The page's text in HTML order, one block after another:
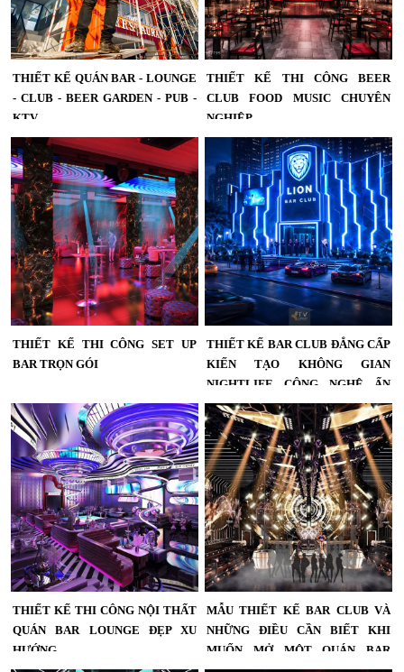
THIẾT KẾ QUÁN BAR - LOUNGE
- CLUB - BEER GARDEN - PUB -
KTV
Thiết kế quán Bar-Lounge -Club -
Beer Garden- Pub- KTV,Thiết kế cần
kết hợp hài hòa giữa các yếu tố trang
trí, ánh sáng,âm thanh không gian để
tạo nên một không gian độc đáo....
THIẾT KẾ THI CÔNG BEER
CLUB FOOD MUSIC CHUYÊN
NGHIỆP
Không gian Beer Club Food Music
được thiết kế tối ưu từ mặt tiền đến
nội thất, kết hợp quầy bar trung tâm,
khu vực ăn uống và sân khấu biểu
diễn, tạo điểm đến giải trí đẳng cấp
và khác biệt....
THIẾT KẾ THI CÔNG SET UP
BAR TRỌN GÓI
phong cách hiện đại với bố cục mở,
nội thất cao cấp và hệ thống âm
thanh – ánh sáng chuyên nghiệp.
Đây là lựa chọn lý tưởng cho các chủ
đầu tư muốn xây dựng mô hình Bar
khác biệt và thu hút khách hàng lâu
dài....
THIẾT KẾ BAR CLUB ĐẲNG CẤP
KIẾN TẠO KHÔNG GIAN
NIGHTLIFE CÔNG NGHỆ ẤN
TƯỢNG
Không gian Bar Club được thiết kế
theo phong cách công nghệ tương
lai với bố cục mở, khu vực VIP sang
trọng và hệ thống ánh sáng đồng bộ.
Mỗi chi tiết đều được tối ưu để tạo
hiệu ứng thị giác mạnh, nâng cao trải
nghiệm khách hàng và gia tăng giá
trị kinh doanh....
THIẾT KẾ THI CÔNG NỘI THẤT
QUÁN BAR LOUNGE ĐẸP XU
HƯỚNG
MẪU THIẾT KẾ BAR CLUB VÀ
NHỮNG ĐIỀU CẦN BIẾT KHI
MUỐN MỞ MỘT QUÁN BAR